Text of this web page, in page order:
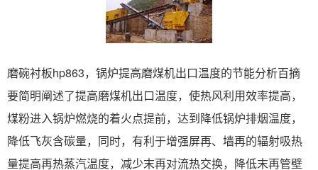
磨碗衬板hp863，锅炉提高磨煤机出口温度的节能分析百摘
要简明阐述了提高磨煤机出口温度，使热风利用效率提高，
煤粉进入锅炉燃烧的着火点提前，达到降低锅炉排烟温度，
降低飞灰含碳量，同时，有利于增强屏再、墙再的辐射吸热
量提高再热蒸汽温度，减少末再对流热交换，降低末再管壁